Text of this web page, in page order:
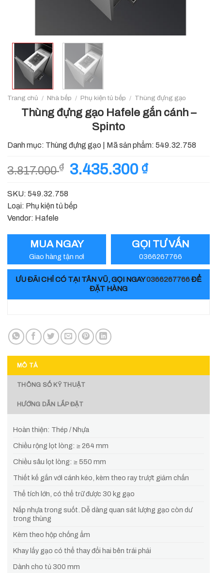
Trang chủ / Nhà bếp / Phụ kiện tủ bếp / Thùng đựng gạo
Thùng đựng gạo Hafele gắn cánh –
Spinto
Danh mục: Thùng đựng gạo Mã sản phẩm: 549.32.758
3.817.000₫
Giá
3.817.000 ₫.
3.435.300 ₫Giá
SKU: 549.32.758
Loại: Phụ kiện tủ bếp
Vendor: Hafele
MUA NGAY
Giao hàng tận nơi
GỌI TƯ VẤN
0366267766
ƯU ĐÃI CHỈ CÓ TẠI TÂN VŨ, GỌI NGAY0366267766ĐỂ
ĐẶT HÀNG
MÔ TẢ
THÔNG SỐ KỸ THUẬT
HƯỚNG DẪN LẮP ĐẶT
Hoàn thiện: Thép / Nhựa
Chiều rộng lọt lòng: ≥ 264 mm
Chiều sâu lọt lòng: ≥ 550 mm
Thiết kế gắn với cánh kéo, kèm theo ray trượt giảm chấn
Thể tích lớn, có thể trữ được 30 kg gạo
Nắp nhựa trong suốt. Dễ dàng quan sát lượng gạo còn dư
trong thùng
Kèm theo hộp chống ẩm
Khay lấy gạo có thể thay đổi hai bên trái phải
Dành cho tủ 300 mm